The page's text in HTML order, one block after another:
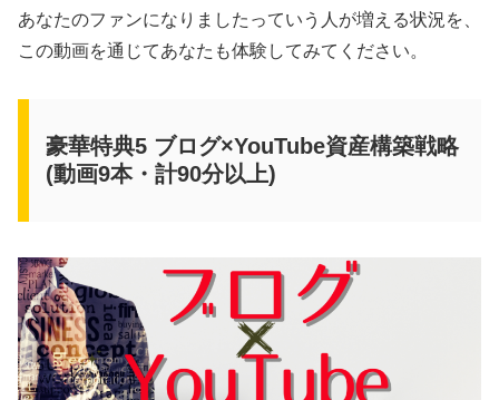
あなたのファンになりましたっていう人が増える状況を、
この動画を通じてあなたも体験してみてください。
豪華特典5 ブログ×YouTube資産構築戦略
(動画9本・計90分以上)